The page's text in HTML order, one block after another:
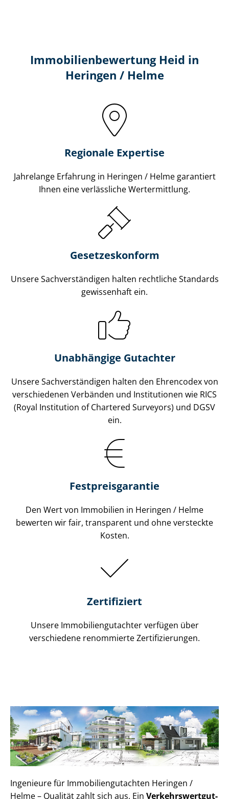
Immobilien­bewertung Heid in
Heringen / Helme
Regionale Expertise
Jahrelange Erfahrung in Heringen / Helme garantiert
Ihnen eine verlässliche Wertermittlung.
Gesetzes­konform
Unsere Sach­ver­stän­di­gen halten rechtliche Standards
gewissenhaft ein.
Unabhängige Gutachter
Unsere Sach­ver­stän­di­gen halten den Ehrencodex von
verschiedenen Verbänden und Institutionen wie RICS
(Royal Institution of Chartered Surveyors) und DGSV
ein.
Festpreis​garantie
Den Wert von Immobilien in Heringen / Helme
bewerten wir fair, transparent und ohne versteckte
Kosten.
Zertifiziert
Unsere Immobilien­gutachter verfügen über
verschiedene renommierte Zer­ti­fi­zie­run­gen.
Ingenieure für Im­mo­bi­li­en­gut­ach­ten Heringen /
Helme – Qualität zahlt sich aus. Ein Ver­kehrs­wert­gut­